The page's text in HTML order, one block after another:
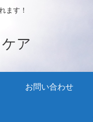
ます！
ア
お問い合わせ